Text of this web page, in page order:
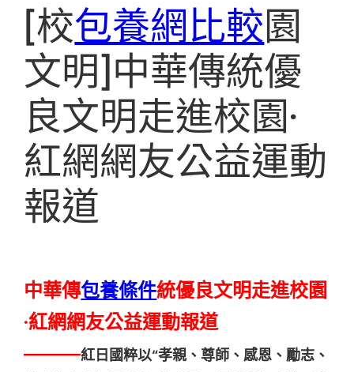
[校包養網比較園
文明]中華傳統優
良文明走進校園·
紅網網友公益運動
報道
中華傳包養條件統優良文明走進校園
·紅網網友公益運動報道
―――紅日國粹以“孝親、尊師、感恩、勵志、